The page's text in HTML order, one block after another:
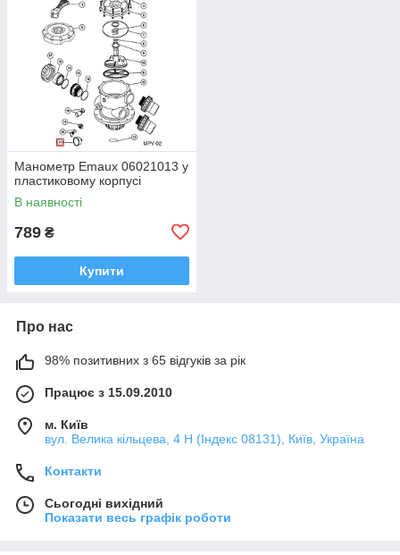
Манометр Emaux 06021013 у
пластиковому корпусі
В наявності
789 ₴
Купити
Про нас
98% позитивних з 65 відгуків за рік
Працює з 15.09.2010
м. Київ
вул. Велика кільцева, 4 Н (Індекс 08131), Київ, Україна
Контакти
Сьогодні вихідний
Показати весь графік роботи